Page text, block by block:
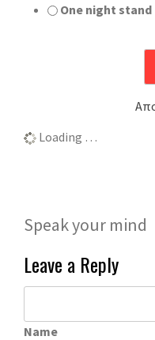
One night stand
Loading …
Speak your mind
Leave a Reply
Name